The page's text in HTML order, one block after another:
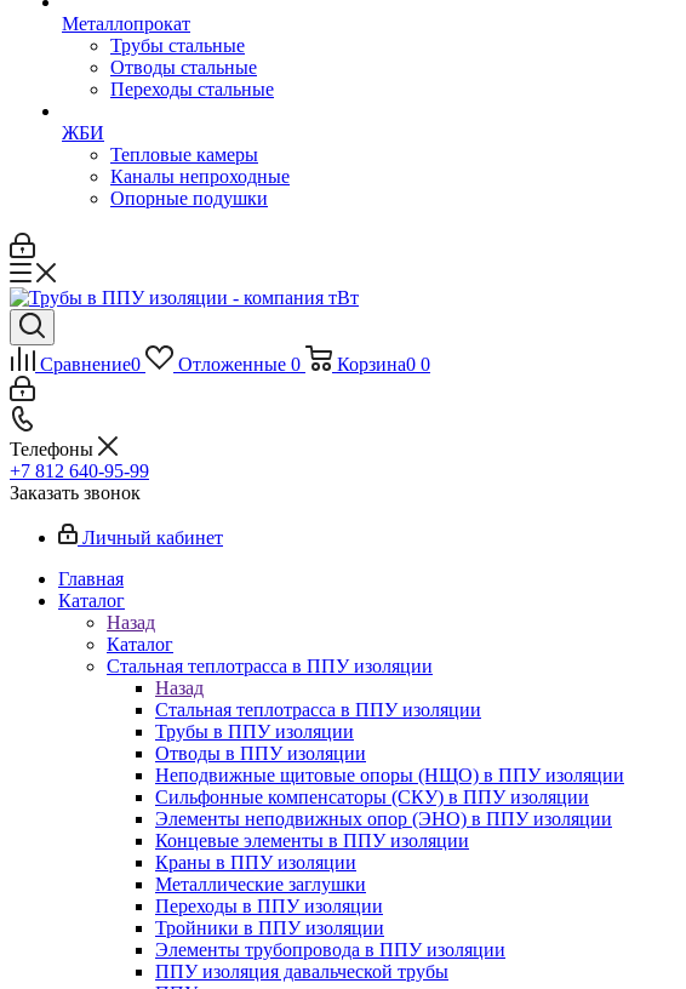
Металлопрокат
Трубы стальные
Отводы стальные
Переходы стальные
ЖБИ
Тепловые камеры
Каналы непроходные
Опорные подушки
Сравнение0 Отложенные 0 Корзина0 0
Телефоны
+7 812 640-95-99
Заказать звонок
Личный кабинет
Главная
Каталог
Назад
Каталог
Стальная теплотрасса в ППУ изоляции
Назад
Стальная теплотрасса в ППУ изоляции
Трубы в ППУ изоляции
Отводы в ППУ изоляции
Неподвижные щитовые опоры (НЩО) в ППУ изоляции
Cильфонные компенсаторы (СКУ) в ППУ изоляции
Элементы неподвижных опор (ЭНО) в ППУ изоляции
Концевые элементы в ППУ изоляции
Краны в ППУ изоляции
Металлические заглушки
Переходы в ППУ изоляции
Тройники в ППУ изоляции
Элементы трубопровода в ППУ изоляции
ППУ изоляция давальческой трубы